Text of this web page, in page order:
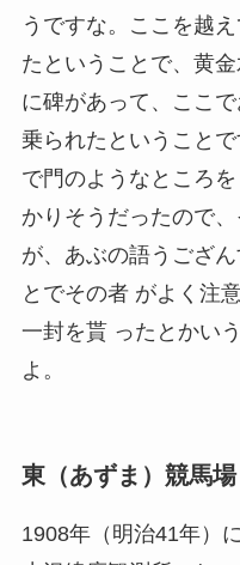
うですな。ここを越
たということで、黄
に碑があって、ここ
乗られたということ
で門のようなところ
かりそうだったので
が、あぶの語うござ
とでその者 がよく注
一封を貰 ったとかい
よ。
東（あずま）競馬場
1908年（明治41年）